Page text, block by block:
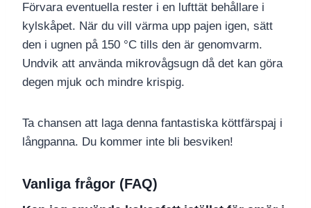
Förvara eventuella rester i en lufttät behållare i
kylskåpet. När du vill värma upp pajen igen, sätt
den i ugnen på 150 °C tills den är genomvarm.
Undvik att använda mikrovågsugn då det kan göra
degen mjuk och mindre krispig.
Ta chansen att laga denna fantastiska köttfärspaj i
långpanna. Du kommer inte bli besviken!
Vanliga frågor (FAQ)